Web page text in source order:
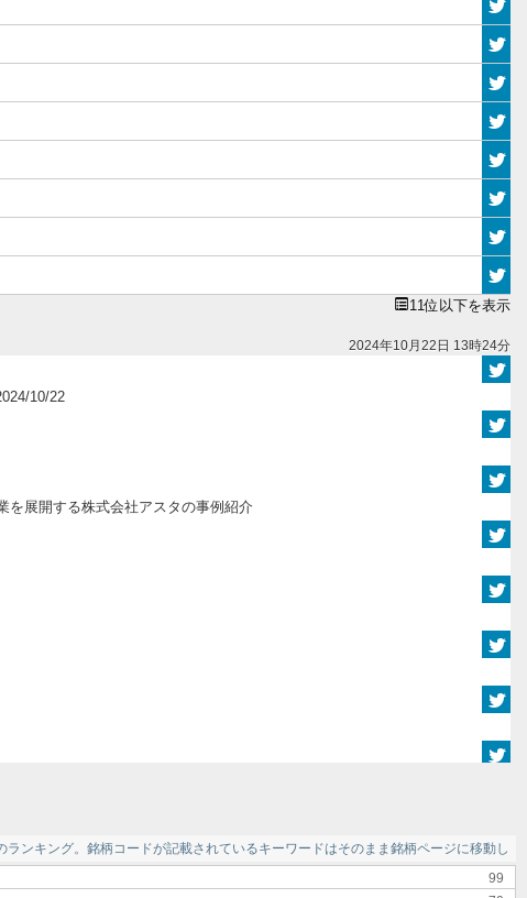
11位以下を表示
2024年10月22日 13時24分
10/22
を展開する株式会社アスタの事例紹介
消する「AVANTMEMBERS」による人的資本経営
ンキング。銘柄コードが記載されているキーワードはそのまま銘柄ページに移動しま
99